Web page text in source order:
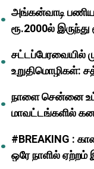
அங்கன்வாடி
ரூ.2000ல்
சட்டப்பேரவையில்
உறுதிமொழிகள்:
நாளை சென்னை
மாவட்டங்களில்
#BREAKING :
ஒரே நாளில்